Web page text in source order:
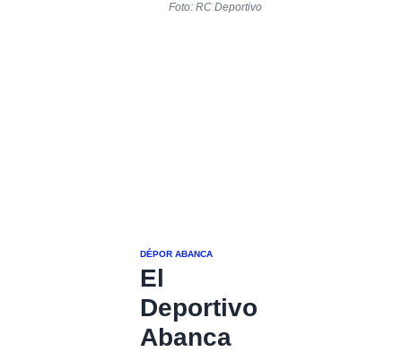
Foto: RC Deportivo
DÉPOR ABANCA
El
Deportivo
Abanca